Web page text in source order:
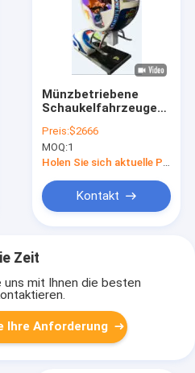
Münzbetriebene
Schaukelfahrzeuge
und fröhliche Lieder
für Kinder
Preis:$2666
MOQ:1
Holen Sie sich aktuelle Preis
Kontakt
Zeit
uns mit Ihnen die besten
Ihre Anforderung